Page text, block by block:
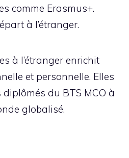
comme Erasmus+.
à l’étranger.
à l’étranger enrichit
et personnelle. Elles
du BTS MCO à
globalisé.